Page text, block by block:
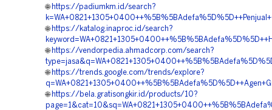
🌐 https://padiumkm.id/search?
🌐 https://katalog.inaproc.id/search?
🌐 https://vendorpedia.ahmadcorp.com/search?
🌐 https://trends.google.com/trends/explore?
🌐 https://bela.gratisongkir.id/products/10?